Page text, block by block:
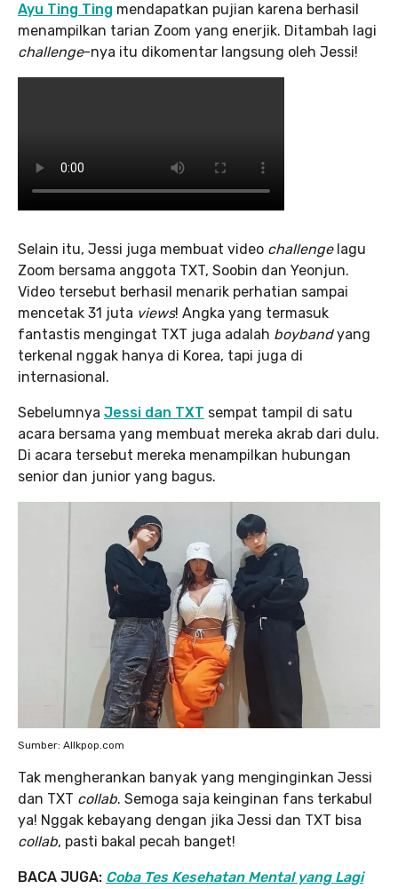
Ayu Ting Ting mendapatkan pujian karena berhasil
menampilkan tarian Zoom yang enerjik. Ditambah lagi
challenge-nya itu dikomentar langsung oleh Jessi!
Selain itu, Jessi juga membuat video challengelagu
Zoom bersama anggota TXT, Soobin dan Yeonjun.
Video tersebut berhasil menarik perhatian sampai
mencetak 31 juta views! Angka yang termasuk
fantastis mengingat TXT juga adalah boybandyang
terkenal nggak hanya di Korea, tapi juga di
internasional.
Sebelumnya Jessi dan TXT sempat tampil di satu
acara bersama yang membuat mereka akrab dari dulu.
Di acara tersebut mereka menampilkan hubungan
senior dan junior yang bagus.
Sumber: Allkpop.com
Tak mengherankan banyak yang menginginkan Jessi
dan TXT collab. Semoga saja keinginan fans terkabul
ya! Nggak kebayang dengan jika Jessi dan TXT bisa
collab, pasti bakal pecah banget!
BACA JUGA: Coba Tes Kesehatan Mental yang Lagi